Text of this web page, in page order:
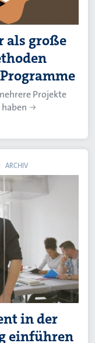
als große
Projekte
ARCHIV
in der
einführen